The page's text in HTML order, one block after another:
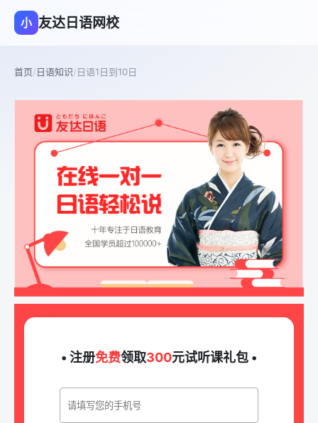
小 友达日语网校
首页/日语知识/日语1日到10日
• 注册免费领取300元试听课礼包 •